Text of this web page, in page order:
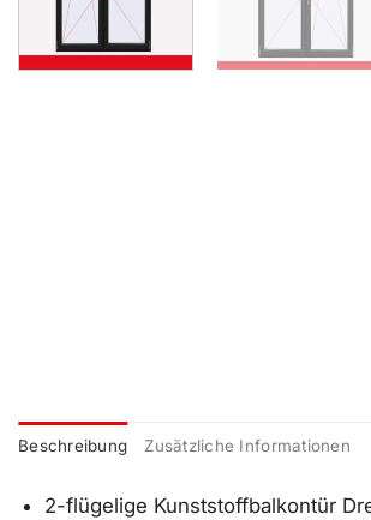
Beschreibung Zusätzliche Informationen
2-flügelige Kunststoffbalkontür